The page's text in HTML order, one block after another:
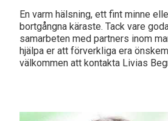
En varm hälsning, ett fint minne
bortgångna käraste. Tack vare
samarbeten med partners inom
hjälpa er att förverkliga era
välkommen att kontakta Livias